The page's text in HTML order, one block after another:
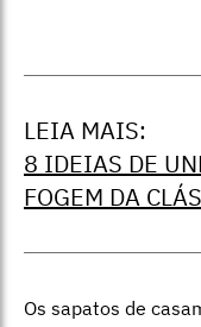
LEIA MAIS:
8 IDEIAS DE
FOGEM DA
Os sapatos de